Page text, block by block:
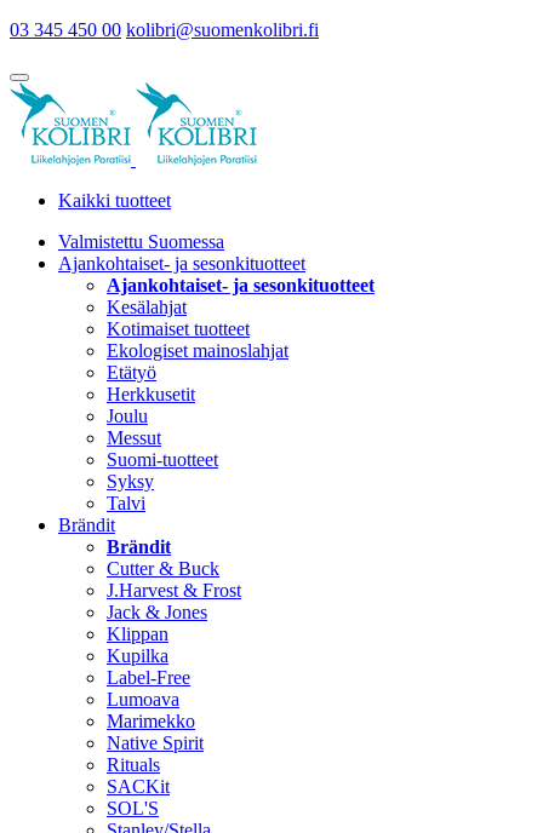
03 345 450 00 kolibri@suomenkolibri.fi
Kaikki tuotteet
Valmistettu Suomessa
Ajankohtaiset- ja sesonkituotteet
Ajankohtaiset- ja sesonkituotteet
Kesälahjat
Kotimaiset tuotteet
Ekologiset mainoslahjat
Etätyö
Herkkusetit
Joulu
Messut
Suomi-tuotteet
Syksy
Talvi
Brändit
Brändit
Cutter & Buck
J.Harvest & Frost
Jack & Jones
Klippan
Kupilka
Label-Free
Lumoava
Marimekko
Native Spirit
Rituals
SACKit
SOL'S